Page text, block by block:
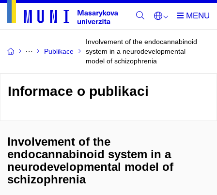
Publikace
Involvement of the endocannabinoid
system in a neurodevelopmental
model of schizophrenia
Informace o publikaci
Involvement of the
endocannabinoid system in a
neurodevelopmental model of
schizophrenia